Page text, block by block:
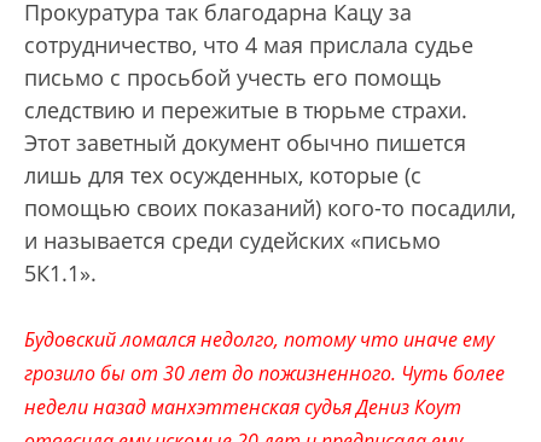
Прокуратура так благодарна Кацу за
сотрудничество, что 4 мая прислала судье
письмо с просьбой учесть его помощь
следствию и пережитые в тюрьме страхи.
Этот заветный документ обычно пишется
лишь для тех осужденных, которые (с
помощью своих показаний) кого-то посадили,
и называется среди судейских «письмо
5К1.1».
Будовский ломался недолго, потому что иначе ему
грозило бы от 30 лет до пожизненного. Чуть более
недели назад манхэттенская судья Дениз Коут